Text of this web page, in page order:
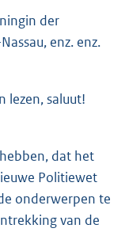
der
enz. enz.
lezen, saluut!
dat het
Politiewet
onderwerpen te
van de